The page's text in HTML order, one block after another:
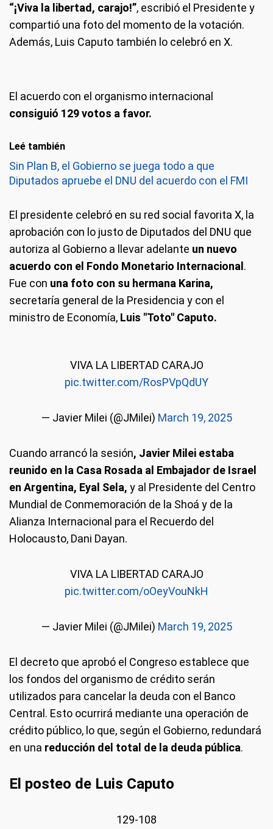
“¡Viva la libertad, carajo!”, escribió el Presidente y
compartió una foto del momento de la votación.
Además, Luis Caputo también lo celebró en X.
El acuerdo con el organismo internacional
consiguió 129 votos a favor.
Leé también
Sin Plan B, el Gobierno se juega todo a que
Diputados apruebe el DNU del acuerdo con el FMI
El presidente celebró en su red social favorita X, la
aprobación con lo justo de Diputados del DNU que
autoriza al Gobierno a llevar adelante un nuevo
acuerdo con el Fondo Monetario Internacional .
Fue con una foto con su hermana Karina,
secretaría general de la Presidencia y con el
ministro de Economía, Luis "Toto" Caputo.
VIVA LA LIBERTAD CARAJO
pic.twitter.com/RosPVpQdUY
— Javier Milei (@JMilei) March 19, 2025
Cuando arrancó la sesión, Javier Milei estaba
reunido en la Casa Rosada al Embajador de Israel
en Argentina, Eyal Sela, y al Presidente del Centro
Mundial de Conmemoración de la Shoá y de la
Alianza Internacional para el Recuerdo del
Holocausto, Dani Dayan.
VIVA LA LIBERTAD CARAJO
pic.twitter.com/oOeyVouNkH
— Javier Milei (@JMilei) March 19, 2025
El decreto que aprobó el Congreso establece que
los fondos del organismo de crédito serán
utilizados para cancelar la deuda con el Banco
Central. Esto ocurrirá mediante una operación de
crédito público, lo que, según el Gobierno, redundará
en una reducción del total de la deuda pública.
El posteo de Luis Caputo
129-108